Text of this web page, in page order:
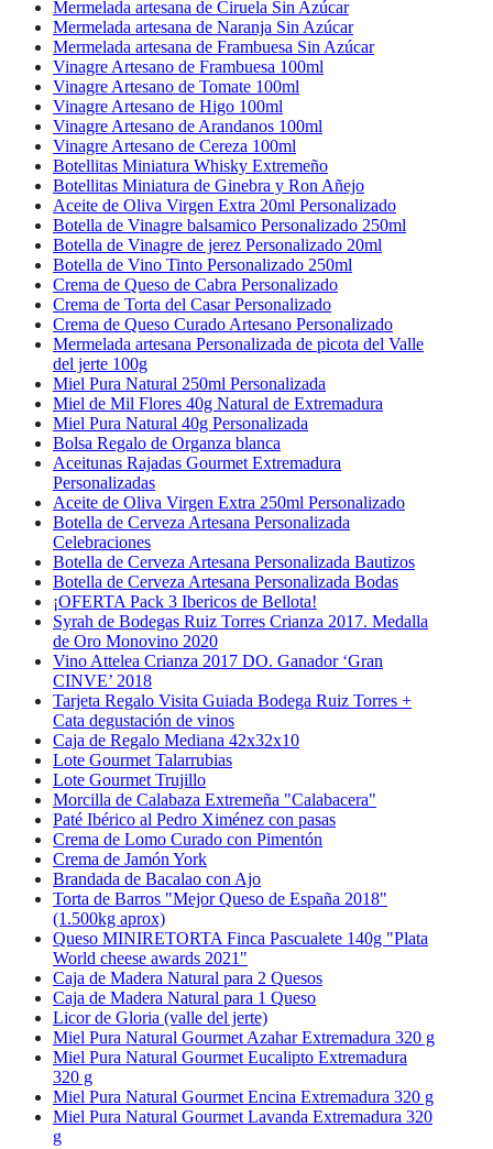
Mermelada artesana de Ciruela Sin Azúcar
Mermelada artesana de Naranja Sin Azúcar
Mermelada artesana de Frambuesa Sin Azúcar
Vinagre Artesano de Frambuesa 100ml
Vinagre Artesano de Tomate 100ml
Vinagre Artesano de Higo 100ml
Vinagre Artesano de Arandanos 100ml
Vinagre Artesano de Cereza 100ml
Botellitas Miniatura Whisky Extremeño
Botellitas Miniatura de Ginebra y Ron Añejo
Aceite de Oliva Virgen Extra 20ml Personalizado
Botella de Vinagre balsamico Personalizado 250ml
Botella de Vinagre de jerez Personalizado 20ml
Botella de Vino Tinto Personalizado 250ml
Crema de Queso de Cabra Personalizado
Crema de Torta del Casar Personalizado
Crema de Queso Curado Artesano Personalizado
Mermelada artesana Personalizada de picota del Valle
del jerte 100g
Miel Pura Natural 250ml Personalizada
Miel de Mil Flores 40g Natural de Extremadura
Miel Pura Natural 40g Personalizada
Bolsa Regalo de Organza blanca
Aceitunas Rajadas Gourmet Extremadura
Personalizadas
Aceite de Oliva Virgen Extra 250ml Personalizado
Botella de Cerveza Artesana Personalizada
Celebraciones
Botella de Cerveza Artesana Personalizada Bautizos
Botella de Cerveza Artesana Personalizada Bodas
¡OFERTA Pack 3 Ibericos de Bellota!
Syrah de Bodegas Ruiz Torres Crianza 2017. Medalla
de Oro Monovino 2020
Vino Attelea Crianza 2017 DO. Ganador ‘Gran
CINVE’ 2018
Tarjeta Regalo Visita Guiada Bodega Ruiz Torres +
Cata degustación de vinos
Caja de Regalo Mediana 42x32x10
Lote Gourmet Talarrubias
Lote Gourmet Trujillo
Morcilla de Calabaza Extremeña "Calabacera"
Paté Ibérico al Pedro Ximénez con pasas
Crema de Lomo Curado con Pimentón
Crema de Jamón York
Brandada de Bacalao con Ajo
Torta de Barros "Mejor Queso de España 2018"
(1.500kg aprox)
Queso MINIRETORTA Finca Pascualete 140g "Plata
World cheese awards 2021"
Caja de Madera Natural para 2 Quesos
Caja de Madera Natural para 1 Queso
Licor de Gloria (valle del jerte)
Miel Pura Natural Gourmet Azahar Extremadura 320 g
Miel Pura Natural Gourmet Eucalipto Extremadura
320 g
Miel Pura Natural Gourmet Encina Extremadura 320 g
Miel Pura Natural Gourmet Lavanda Extremadura 320
g